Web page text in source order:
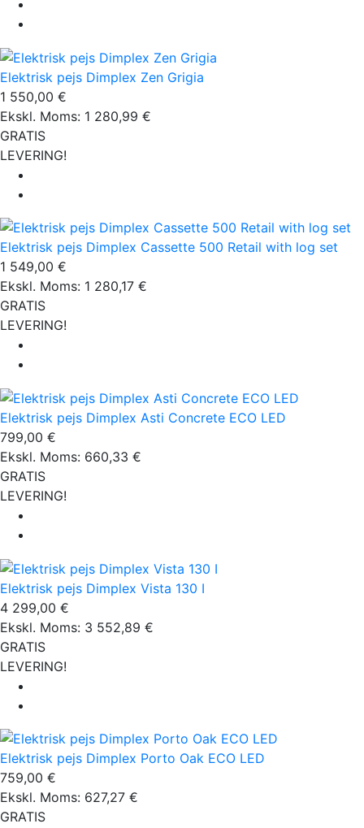
Elektrisk pejs Dimplex Zen Grigia
1 550,00 €
Ekskl. Moms: 1 280,99 €
GRATIS
LEVERING!
Elektrisk pejs Dimplex Cassette 500 Retail with log set
1 549,00 €
Ekskl. Moms: 1 280,17 €
GRATIS
LEVERING!
Elektrisk pejs Dimplex Asti Concrete ECO LED
799,00 €
Ekskl. Moms: 660,33 €
GRATIS
LEVERING!
Elektrisk pejs Dimplex Vista 130 I
4 299,00 €
Ekskl. Moms: 3 552,89 €
GRATIS
LEVERING!
Elektrisk pejs Dimplex Porto Oak ECO LED
759,00 €
Ekskl. Moms: 627,27 €
GRATIS